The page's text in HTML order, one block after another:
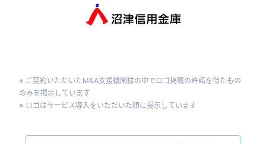
※ ご契約いただいたM&A支援機関様の中でロゴ掲載の許諾を得たもの
のみを掲示しています
※ ロゴはサービス導入をいただいた順に掲示しています